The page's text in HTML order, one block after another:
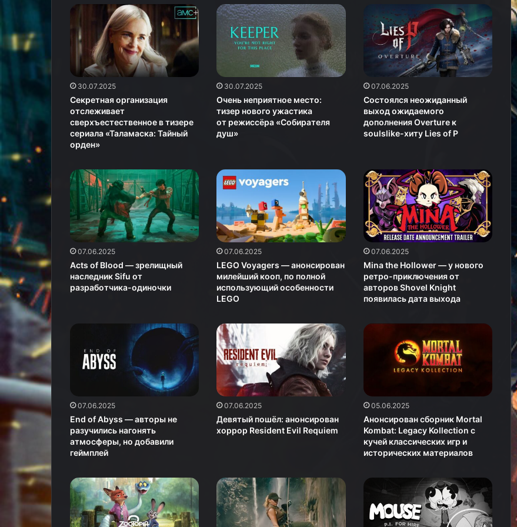
30.07.2025
Секретная организация
отслеживает
сверхъестественное в тизере
сериала «Таламаска: Тайный
орден»
30.07.2025
Очень неприятное место:
тизер нового ужастика
от режиссёра «Собирателя
душ»
07.06.2025
Состоялся неожиданный
выход ожидаемого
дополнения Overture к
soulslike-хиту Lies of P
07.06.2025
Acts of Blood — зрелищный
наследник Sifu от
разработчика-одиночки
07.06.2025
LEGO Voyagers — анонсирован
милейший кооп, по полной
использующий особенности
LEGO
07.06.2025
Mina the Hollower — у нового
ретро-приключения от
авторов Shovel Knight
появилась дата выхода
07.06.2025
End of Abyss — авторы не
разучились нагонять
атмосферы, но добавили
геймплей
07.06.2025
Девятый пошёл: анонсирован
хоррор Resident Evil Requiem
05.06.2025
Анонсирован сборник Mortal
Kombat: Legacy Kollection с
кучей классических игр и
исторических материалов